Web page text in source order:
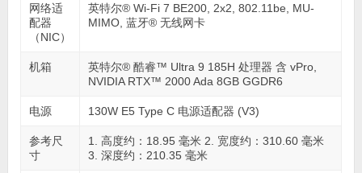
网络适
配器
（NIC）
英特尔® Wi-Fi 7 BE200, 2x2, 802.11be, MU-
MIMO, 蓝牙® 无线网卡
机箱
英特尔® 酷睿™ Ultra 9 185H 处理器 含 vPro,
NVIDIA RTX™ 2000 Ada 8GB GGDR6
电源 130W E5 Type C 电源适配器 (V3)
参考尺
寸
1. 高度约：18.95 毫米 2. 宽度约：310.60 毫米
3. 深度约：210.35 毫米